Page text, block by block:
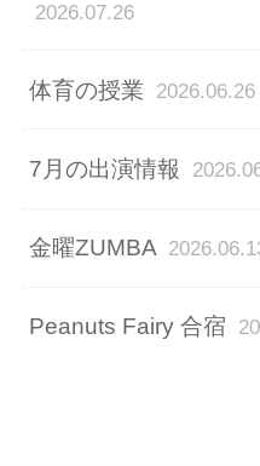
2026.07.26
体育の授業 2026.06.26
7月の出演情報
金曜ZUMBA
Peanuts Fairy 合宿